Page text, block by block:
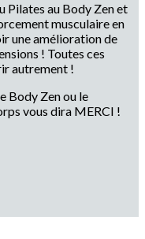
Pilates au Body Zen et
musculaire en
une amélioration de
! Toutes ces
autrement !
Body Zen ou le
vous dira MERCI !